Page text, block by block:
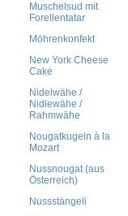
Muschelsud mit
Forellentatar
Möhrenkonfekt
New York Cheese
Cake
Nidelwähe /
Nidlewähe /
Rahmwähe
Nougatkugeln à la
Mozart
Nussnougat (aus
Österreich)
Nussstängeli